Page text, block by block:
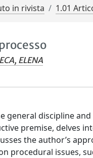
in rivista 1.01
ELENA
general discipline
premise, delves
the author’s
procedural issues,